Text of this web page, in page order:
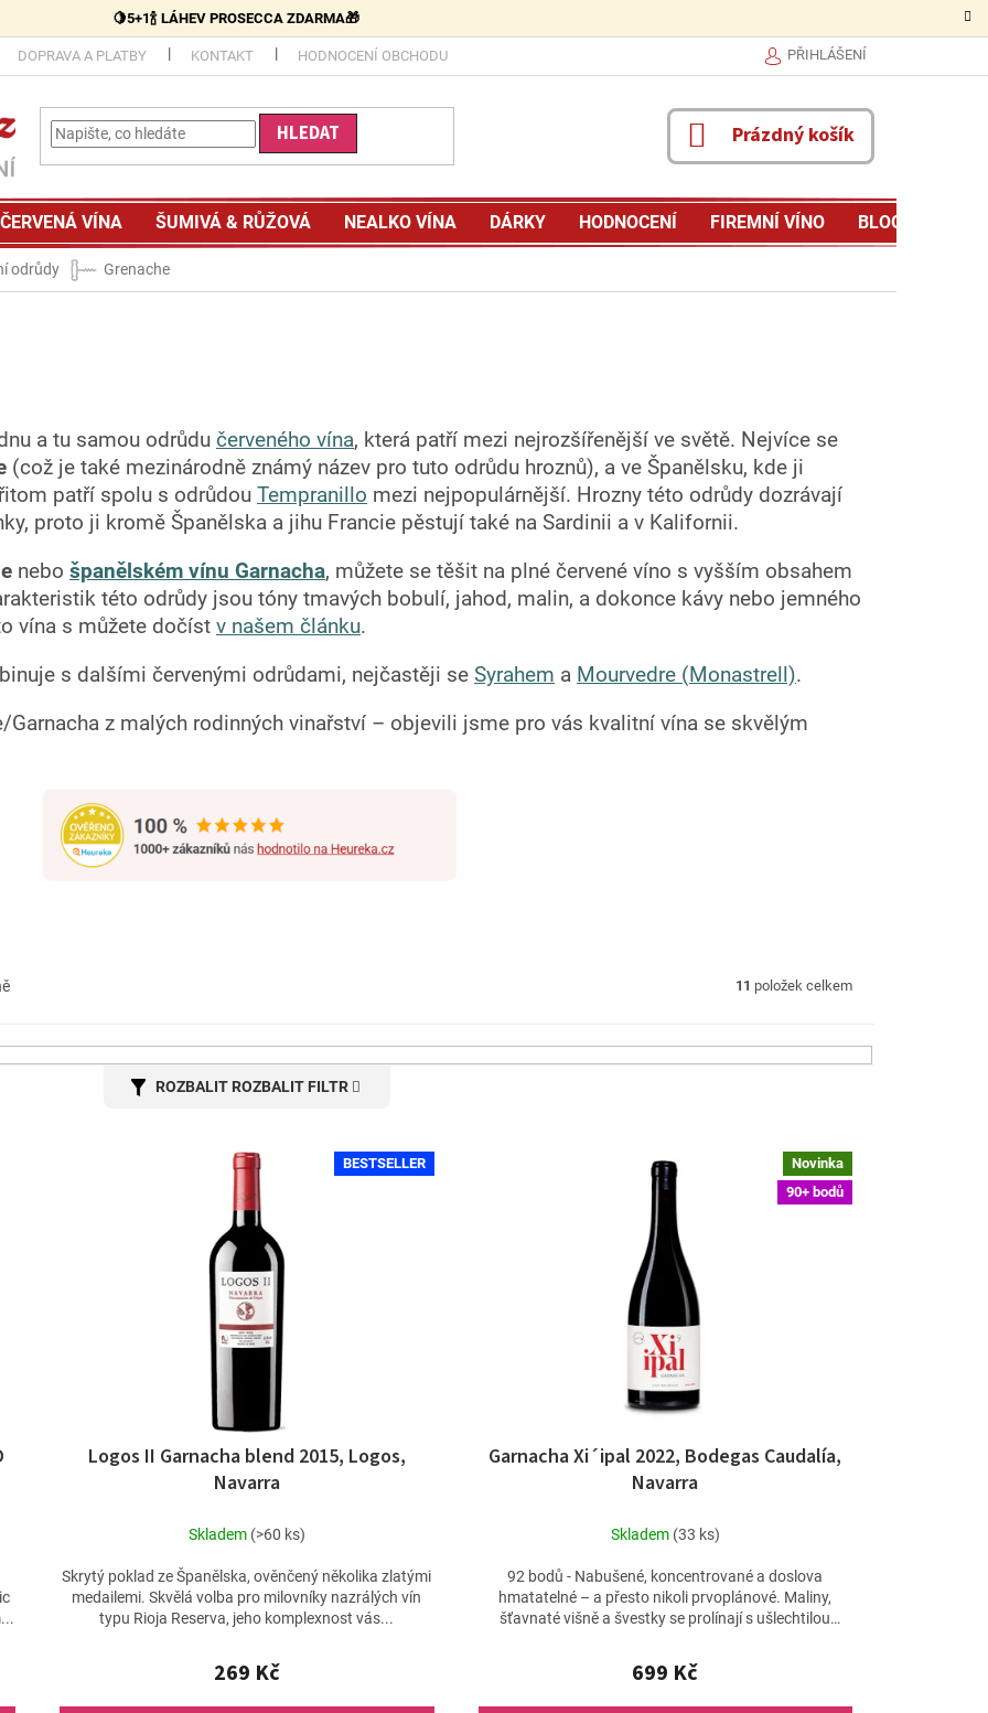
🍋5+1🍾 LÁHEV PROSECCA ZDARMA🎁
DOPRAVA A PLATBY KONTAKT HODNOCENÍ OBCHODU PŘIHLÁŠENÍ
HLEDAT
NÁKUPNÍ
KOŠÍK
Prázdný košík
ČERVENÁ VÍNA ŠUMIVÁ & RŮŽOVÁ NEALKO VÍNA DÁRKY FIREMNÍ VÍNO
HODNOCENÍ BLOG
odrůdy Grenache
a tu samou odrůdu červeného vína, která patří mezi nejrozšířenější ve světě. Nejvíce se
(což je také mezinárodně známý název pro tuto odrůdu hroznů), a ve Španělsku, kde ji
patří spolu s odrůdou Tempranillo mezi nejpopulárnější. Hrozny této odrůdy dozrávají
proto ji kromě Španělska a jihu Francie pěstují také na Sardinii a v Kalifornii.
nebo španělském vínu Garnacha, můžete se těšit na plné červené víno s vyšším obsahem
této odrůdy jsou tóny tmavých bobulí, jahod, malin, a dokonce kávy nebo jemného
vína s můžete dočíst v našem článku.
s dalšími červenými odrůdami, nejčastěji se Syrahem a Mourvedre (Monastrell).
Garnacha z malých rodinných vinařství – objevili jsme pro vás kvalitní vína se skvělým
11 položek celkem
ROZBALIT FILTR
BESTSELLER
Logos II Garnacha blend 2015, Logos,
Navarra
Skladem (>60 ks)
269 Kč
Skrytý poklad ze Španělska, ověnčený několika zlatými
medailemi. Skvělá volba pro milovníky nazrálých vín
typu Rioja Reserva, jeho komplexnost vás...
Novinka
90+ bodů
Garnacha Xi´ipal 2022, Bodegas Caudalía,
Navarra
Skladem (33 ks)
699 Kč
92 bodů - Nabušené, koncentrované a doslova
hmatatelné – a přesto nikoli prvoplánové. Maliny,
šťavnaté višně a švestky se prolínají s ušlechtilou